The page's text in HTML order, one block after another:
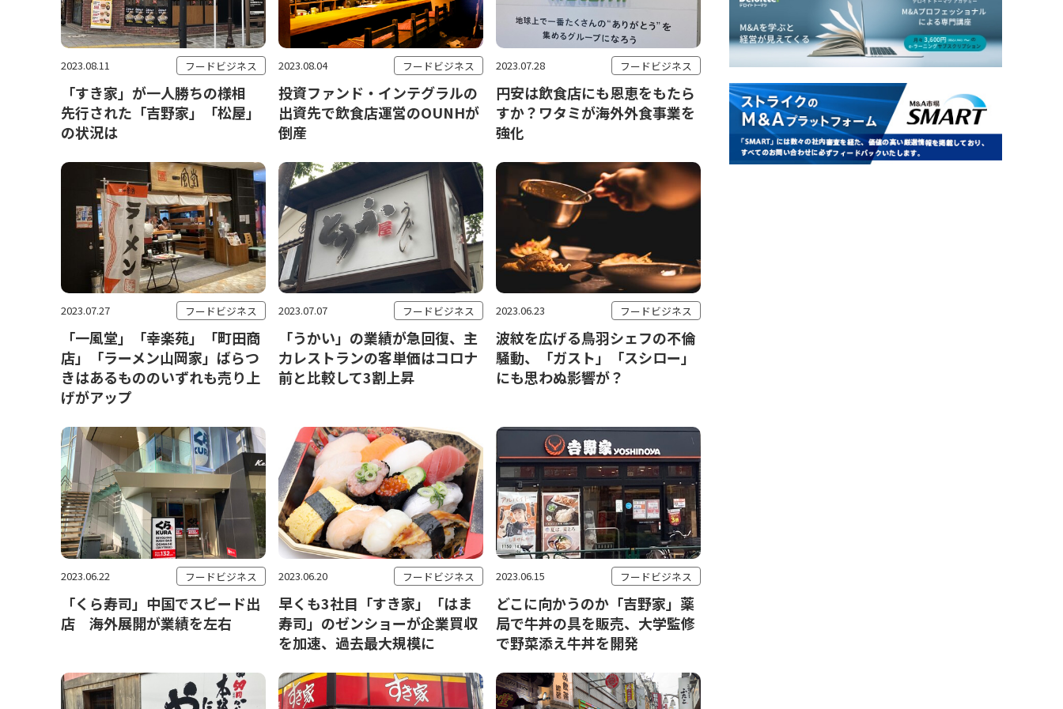
2023.08.11 フードビジネス
「すき家」が一人勝ちの様相
先行された「吉野家」「松屋」
の状況は
2023.08.04 フードビジネス
投資ファンド・インテグラルの
出資先で飲食店運営のOUNHが
倒産
2023.07.28 フードビジネス
円安は飲食店にも恩恵をもたら
すか？ワタミが海外外食事業を
強化
2023.07.27 フードビジネス
「一風堂」「幸楽苑」「町田商
店」「ラーメン山岡家」ばらつ
きはあるもののいずれも売り上
げがアップ
2023.07.07 フードビジネス
「うかい」の業績が急回復、主
力レストランの客単価はコロナ
前と比較して3割上昇
2023.06.23 フードビジネス
波紋を広げる鳥羽シェフの不倫
騒動、「ガスト」「スシロー」
にも思わぬ影響が？
2023.06.22 フードビジネス
「くら寿司」中国でスピード出
店 海外展開が業績を左右
2023.06.20 フードビジネス
早くも3社目「すき家」「はま
寿司」のゼンショーが企業買収
を加速、過去最大規模に
2023.06.15 フードビジネス
どこに向かうのか「吉野家」薬
局で牛丼の具を販売、大学監修
で野菜添え牛丼を開発